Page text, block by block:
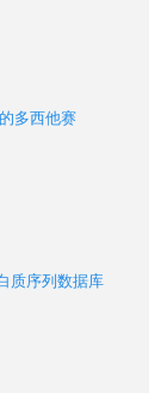
多西他赛
质序列数据库